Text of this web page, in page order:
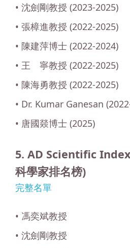
• 沈劍剛教授 (2023-2025)
• 張樟進教授 (2022-2025)
• 陳建萍博士 (2022-2024)
• 王 寧教授 (2022-2025)
• 陳海勇教授 (2022-2025)
• Dr. Kumar Ganesan
• 唐國燚博士 (2025)
5. AD Scientific
科學家排名榜)
完整名單
• 馮奕斌教授
• 沈劍剛教授